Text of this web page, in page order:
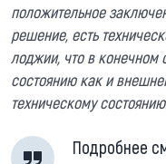
положительное
решение, есть
лоджии, что в
состоянию как и
техническому
Подробнее